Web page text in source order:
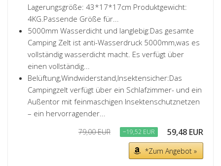
Lagerungsgröße: 43*17*17cm Produktgewicht:
4KG.Passende Größe für...
5000mm Wasserdicht und langlebig:Das gesamte
Camping Zelt ist anti-Wasserdruck 5000mm,was es
vollständig wasserdicht macht. Es verfügt über
einen vollständig...
Belüftung,Windwiderstand,Insektensicher:Das
Campingzelt verfügt über ein Schlafzimmer- und ein
Außentor mit feinmaschigen Insektenschutznetzen
– ein hervorragender...
79,00 EUR −19,52 EUR 59,48 EUR
*Zum Angebot »